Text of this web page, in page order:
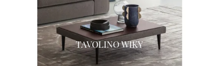
TAVOLINO WIKY